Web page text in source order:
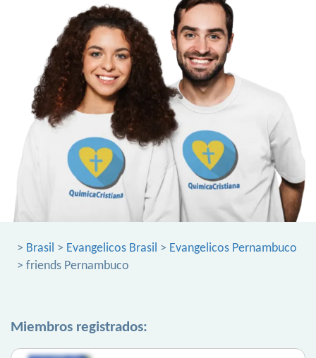
> Brasil > Evangelicos Brasil > Evangelicos Pernambuco
> friends Pernambuco
Miembros registrados: